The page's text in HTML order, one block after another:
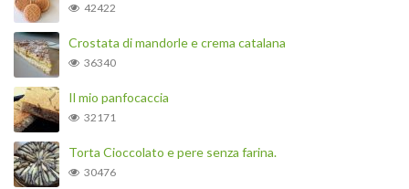
42422
Crostata di mandorle e crema catalana
36340
Il mio panfocaccia
32171
Torta Cioccolato e pere senza farina.
30476